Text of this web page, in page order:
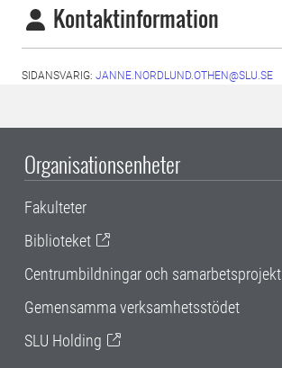
Kontaktinformation
SIDANSVARIG: JANNE.NORDLUND.OTHEN@SLU.SE
Organisationsenheter
Fakulteter
Biblioteket
Centrumbildningar och samarbetsprojekt
Gemensamma verksamhetsstödet
SLU Holding